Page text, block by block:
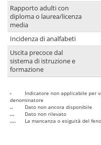
Rapporto adulti con
diploma o laurea/licenza
media
Incidenza di analfabeti
Uscita precoce dal
sistema di istruzione e
formazione
-
Indicatore non applicabile per
denominatore
..
Dato non ancora disponibile
...
Dato non rilevato
....
La mancanza o esiguità del